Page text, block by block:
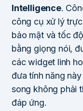
Intelligence.
công cụ xử lý
bảo mật và tốc
bằng giọng nói,
các widget linh
đưa tính năng
song không phải
đáp ứng.